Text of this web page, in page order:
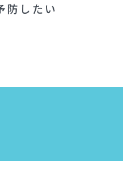
防したい